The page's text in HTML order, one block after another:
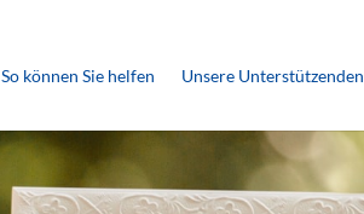
So können Sie helfen Unsere Unterstützenden